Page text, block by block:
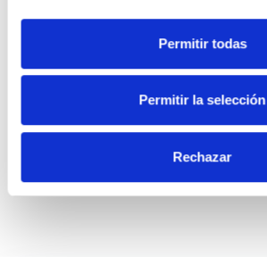
Permitir todas
Permitir la selección
Rechazar